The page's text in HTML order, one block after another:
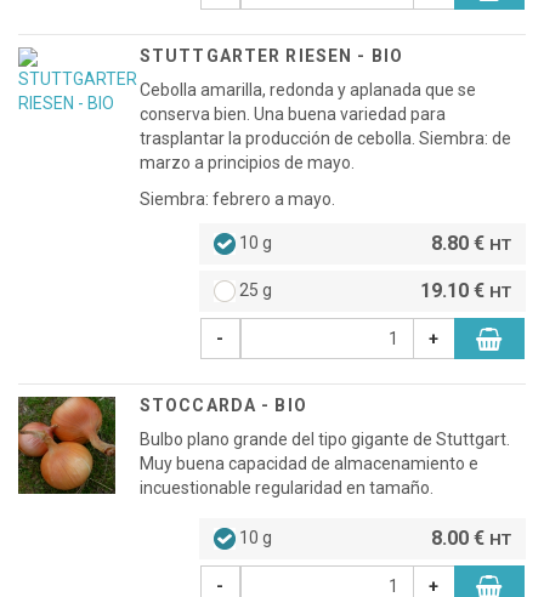
STUTTGARTER RIESEN - BIO
Cebolla amarilla, redonda y aplanada que se
conserva bien. Una buena variedad para
trasplantar la producción de cebolla. Siembra: de
marzo a principios de mayo.
Siembra: febrero a mayo.
10 g 8.80 € HT
25 g 19.10 € HT
- +
STOCCARDA - BIO
Bulbo plano grande del tipo gigante de Stuttgart.
Muy buena capacidad de almacenamiento e
incuestionable regularidad en tamaño.
10 g 8.00 € HT
- +